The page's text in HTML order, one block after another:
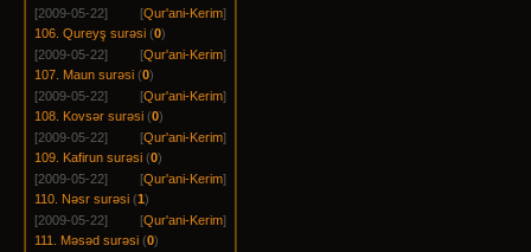
[2009-05-22]
[Qur'ani-Kerim]
106. Qureyş surəsi (0)
[2009-05-22]
[Qur'ani-Kerim]
107. Maun surəsi (0)
[2009-05-22]
[Qur'ani-Kerim]
108. Kovsər surəsi (0)
[2009-05-22]
[Qur'ani-Kerim]
109. Kafirun surəsi (0)
[2009-05-22]
[Qur'ani-Kerim]
110. Nəsr surəsi (1)
[2009-05-22]
[Qur'ani-Kerim]
111. Məsəd surəsi (0)